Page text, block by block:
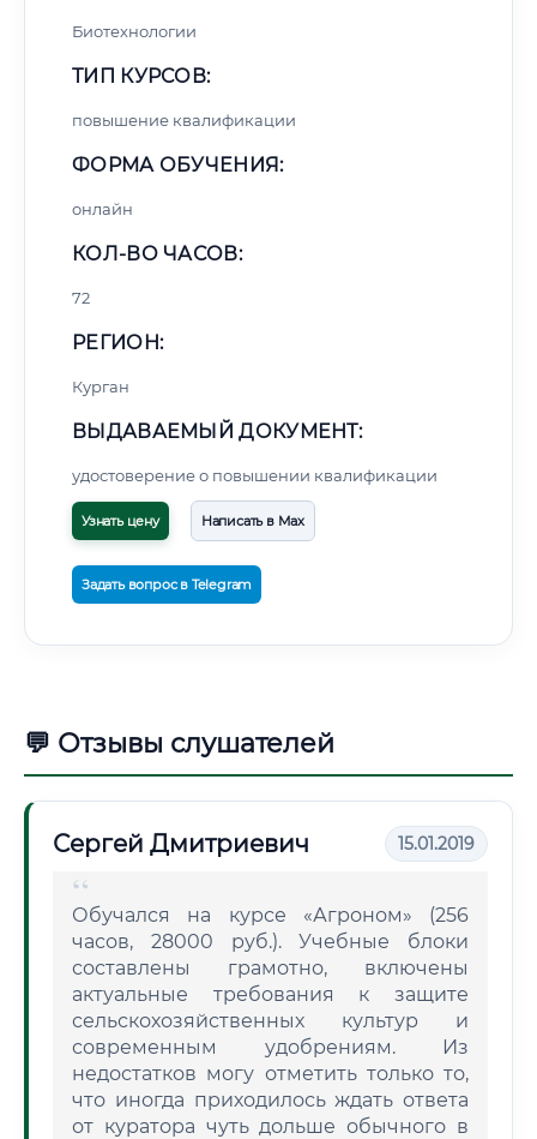
Биотехнологии
ТИП КУРСОВ:
повышение квалификации
ФОРМА ОБУЧЕНИЯ:
онлайн
КОЛ-ВО ЧАСОВ:
72
РЕГИОН:
Курган
ВЫДАВАЕМЫЙ ДОКУМЕНТ:
удостоверение о повышении квалификации
Узнать цену Написать в Max
Задать вопрос в Telegram
💬 Отзывы слушателей
Сергей Дмитриевич 15.01.2019
Обучался на курсе «Агроном» (256
часов, 28000 руб.). Учебные блоки
составлены грамотно, включены
актуальные требования к защите
сельскохозяйственных культур и
современным удобрениям. Из
недостатков могу отметить только то,
что иногда приходилось ждать ответа
от куратора чуть дольше обычного в